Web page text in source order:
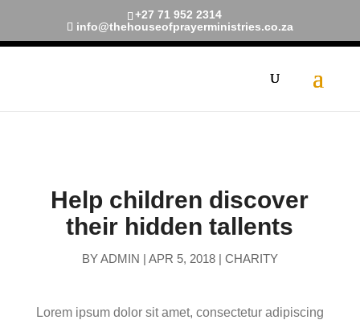
+27 71 952 2314
info@thehouseofprayerministries.co.za
Help children discover
their hidden tallents
BYADMIN | APR 5, 2018| CHARITY
Lorem ipsum dolor sit amet, consectetur adipiscing